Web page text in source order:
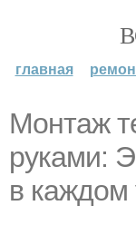
главная
Монтаж
руками:
в каждом